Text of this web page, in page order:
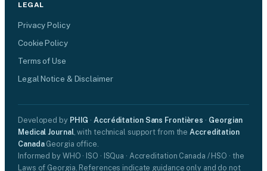
LEGAL
Privacy Policy
Cookie Policy
Terms of Use
Legal Notice & Disclaimer
Developed by PHIG ·Accréditation Sans Frontières · Georgian
Medical Journal, with technical support from theAccreditation
CanadaGeorgia office.
Informed by WHO · ISO · ISQua · Accreditation Canada / HSO · the
Laws of Georgia. References indicate guidance only and do not